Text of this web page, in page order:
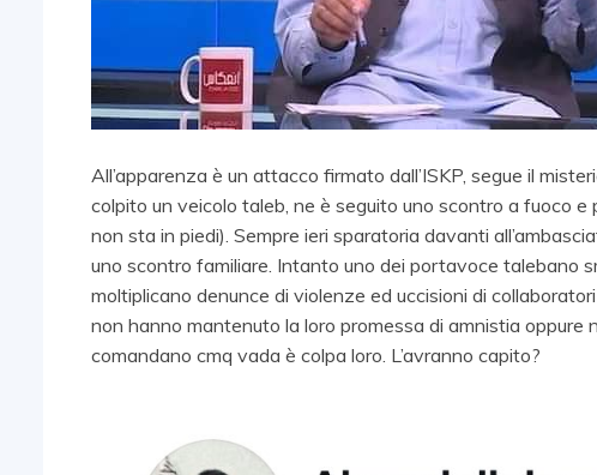
All’apparenza è un attacco firmato dall’ISKP, segue il
colpito un veicolo taleb, ne è seguito uno scontro a fuoco e
non sta in piedi). Sempre ieri sparatoria davanti
uno scontro familiare. Intanto uno dei portavoce talebano
moltiplicano denunce di violenze ed uccisioni di
non hanno mantenuto la loro promessa di amnistia oppure
comandano cmq vada è colpa loro. L’avranno capito?